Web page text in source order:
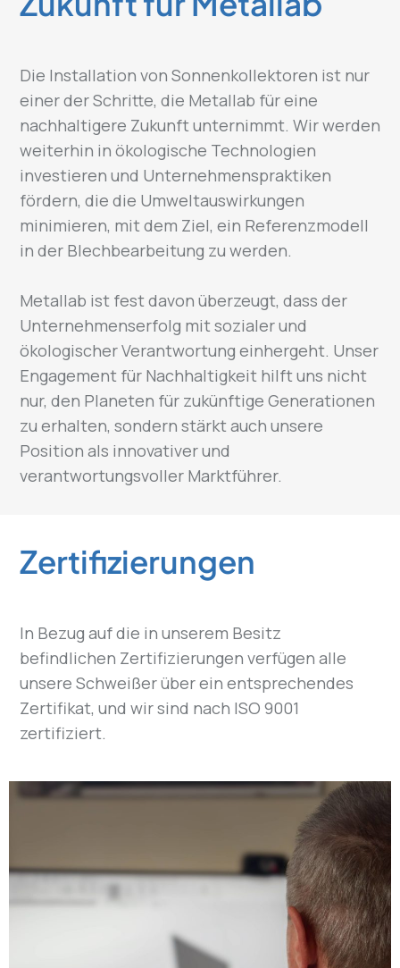
Die Installation von Sonnenkollektoren ist nur
einer der Schritte, die Metallab für eine
nachhaltigere Zukunft unternimmt. Wir werden
weiterhin in ökologische Technologien
investieren und Unternehmenspraktiken
fördern, die die Umweltauswirkungen
minimieren, mit dem Ziel, ein Referenzmodell
in der Blechbearbeitung zu werden.
Metallab ist fest davon überzeugt, dass der
Unternehmenserfolg mit sozialer und
ökologischer Verantwortung einhergeht. Unser
Engagement für Nachhaltigkeit hilft uns nicht
nur, den Planeten für zukünftige Generationen
zu erhalten, sondern stärkt auch unsere
Position als innovativer und
verantwortungsvoller Marktführer.
Zertifizierungen
In Bezug auf die in unserem Besitz
befindlichen Zertifizierungen verfügen alle
unsere Schweißer über ein entsprechendes
Zertifikat, und wir sind nach ISO 9001
zertifiziert.